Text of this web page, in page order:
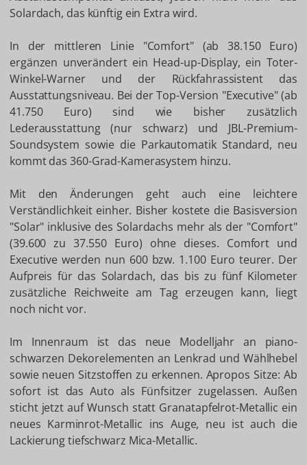
Solardach, das künftig ein Extra wird.
In der mittleren Linie "Comfort" (ab 38.150 Euro)
ergänzen unverändert ein Head-up-Display, ein Toter-
Winkel-Warner und der Rückfahrassistent das
Ausstattungsniveau. Bei der Top-Version "Executive" (ab
41.750 Euro) sind wie bisher zusätzlich
Lederausstattung (nur schwarz) und JBL-Premium-
Soundsystem sowie die Parkautomatik Standard, neu
kommt das 360-Grad-Kamerasystem hinzu.
Mit den Änderungen geht auch eine leichtere
Verständlichkeit einher. Bisher kostete die Basisversion
"Solar" inklusive des Solardachs mehr als der "Comfort"
(39.600 zu 37.550 Euro) ohne dieses. Comfort und
Executive werden nun 600 bzw. 1.100 Euro teurer. Der
Aufpreis für das Solardach, das bis zu fünf Kilometer
zusätzliche Reichweite am Tag erzeugen kann, liegt
noch nicht vor.
Im Innenraum ist das neue Modelljahr an piano-
schwarzen Dekorelementen an Lenkrad und Wählhebel
sowie neuen Sitzstoffen zu erkennen. Apropos Sitze: Ab
sofort ist das Auto als Fünfsitzer zugelassen. Außen
sticht jetzt auf Wunsch statt Granatapfelrot-Metallic ein
neues Karminrot-Metallic ins Auge, neu ist auch die
Lackierung tiefschwarz Mica-Metallic.